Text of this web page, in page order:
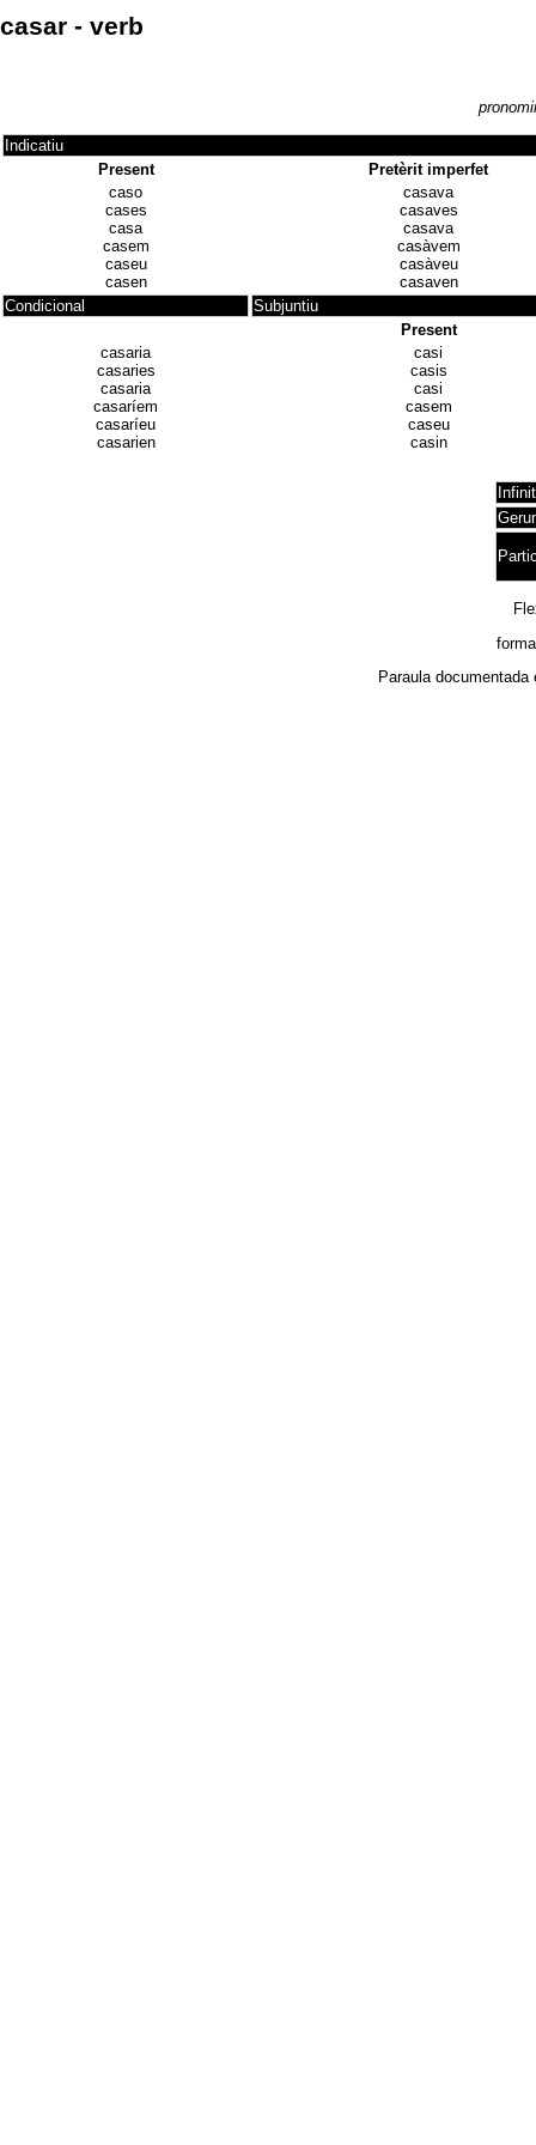
casar - verb
Indicatiu
Present
Pretèrit imperfet
caso
cases
casa
casem
caseu
casen
casava
casaves
casava
casàvem
casàveu
casaven
Condicional
Subjuntiu
Present
casaria
casaries
casaria
casaríem
casaríeu
casarien
casi
casis
casi
casem
caseu
casin
Paraula